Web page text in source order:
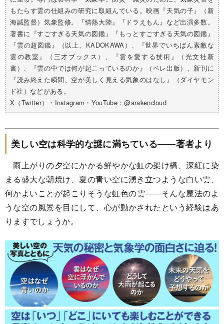
もたらす雲の仕組みの研究に取組んでいる。映画『天気の子』（新
海誠監督）気象監修。『情熱大陸』『ドラえもん』など出演多数。
著書に『すごすぎる天気の図鑑』『もっとすごすぎる天気の図鑑』
『雲の超図鑑』（以上、KADOKAWA）、『世界でいちばん素敵な
雲の教室』（三才ブックス）、『雲を愛する技術』（光文社新
書）、『雲の中では何が起こっているのか』（ベレ出版）、新刊に
『読み終えた瞬間、空が美しく見える気象のはなし』（ダイヤモン
ド社）などがある。
X（Twitter）・Instagram・YouTube：@arakencloud
美しい空は科学的な謎に満ちている――著者より
雨上がりの夕空にかかる鮮やかな虹の架け橋、深紅に染
まる盛大な朝焼け、夏の青い空に湧き立つような白い雲、
何かよいことが起こりそうな虹色の雲――そんな魔法のよ
うな空の風景を目にして、心が動かされたという経験はあ
りますでしょうか。